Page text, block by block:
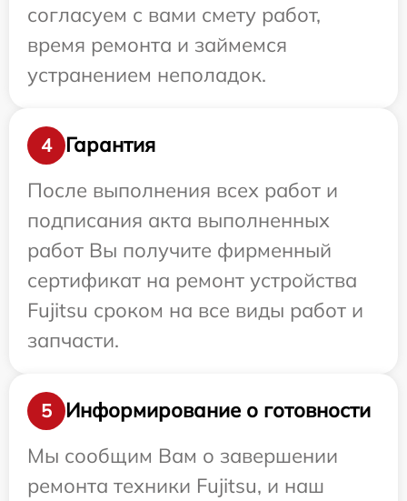
согласуем с вами смету работ,
время ремонта и займемся
устранением неполадок.
4
Гарантия
После выполнения всех работ и
подписания акта выполненных
работ Вы получите фирменный
сертификат на ремонт устройства
Fujitsu сроком на все виды работ и
запчасти.
5
Информирование о готовности
Мы сообщим Вам о завершении
ремонта техники Fujitsu, и наш